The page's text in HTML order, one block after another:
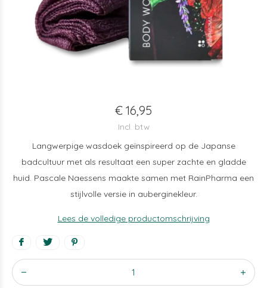
€ 16,95
Incl. btw
Langwerpige wasdoek geïnspireerd op de Japanse
badcultuur met als resultaat een super zachte en gladde
huid. Pascale Naessens maakte samen met RainPharma een
stijlvolle versie in auberginekleur.
Lees de volledige productomschrijving